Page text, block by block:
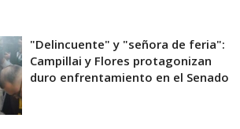
"Delincuente" y "señora de feria":
Campillai y Flores protagonizan
duro enfrentamiento en el Senado